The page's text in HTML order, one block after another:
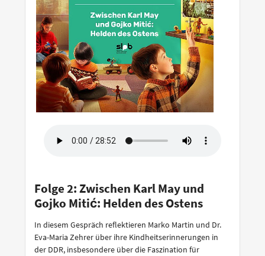
Folge 2: Zwischen Karl May und
Gojko Mitić: Helden des Ostens
In diesem Gespräch reflektieren Marko Martin und Dr.
Eva-Maria Zehrer über ihre Kindheitserinnerungen in
der DDR, insbesondere über die Faszination für